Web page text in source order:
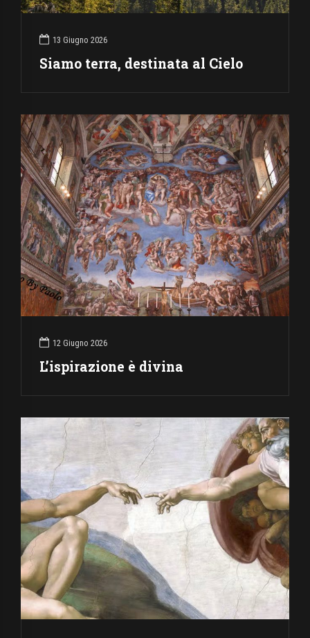
13 Giugno 2026
Siamo terra, destinata al Cielo
12 Giugno 2026
L’ispirazione è divina